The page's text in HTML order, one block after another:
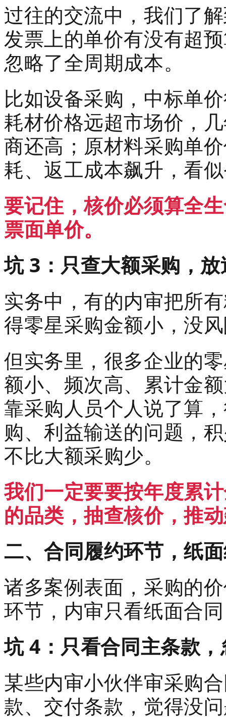
过往的交流中，我们了
发票上的单价有没有超
忽略了全周期成本。
比如设备采购，中标单
耗材价格远超市场价，
商还高；原材料采购单
耗、返工成本飙升，看
要记住，核价必须算全
票面单价。
坑 3：只查大额采购，
实务中，有的内审把所
得零星采购金额小，没
但实务里，很多企业的
额小、频次高、累计金
靠采购人员个人说了算
购、利益输送的问题，
不比大额采购少。
我们一定要要按年度累
的品类，抽查核价，推
二、合同履约环节，纸
诸多案例表面，采购的
环节，内审只看纸面合
坑 4：只看合同主条款
某些内审小伙伴审采购
款、交付条款，觉得没